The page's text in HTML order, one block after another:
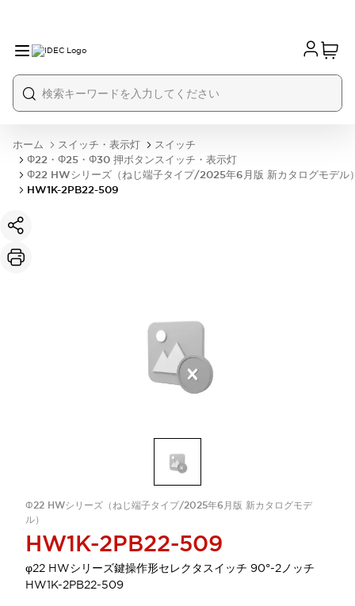
ホーム スイッチ・表示灯
スイッチ
Φ22・Φ25・Φ30 押ボタンスイッチ・表示灯
Φ22 HWシリーズ（ねじ端子タイプ/2025年6月版 新カタログモデル
HW1K-2PB22-509
Φ22 HWシリーズ（ねじ端子タイプ/2025年6月版 新カタログモデ
ル）
HW1K-2PB22-509
φ22 HWシリーズ鍵操作形セレクタスイッチ 90°-2ノッチ
HW1K-2PB22-509